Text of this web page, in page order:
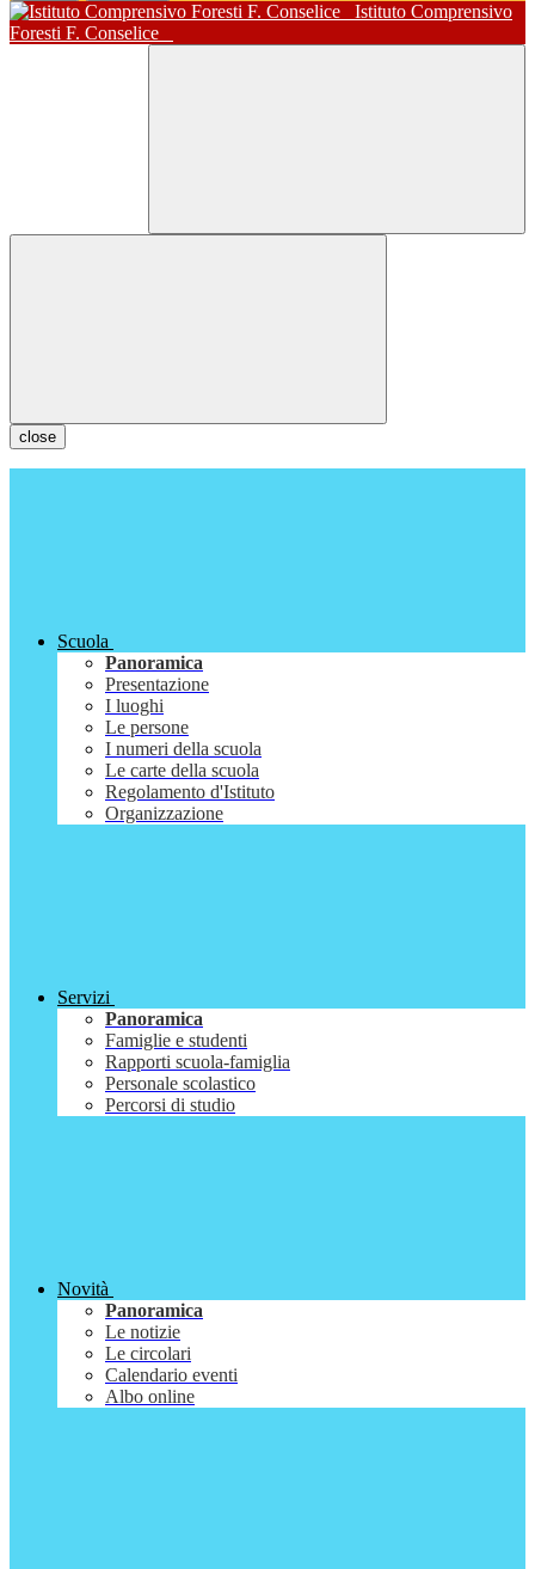
Istituto Comprensivo
Foresti F. Conselice
close
Scuola
Panoramica
Presentazione
I luoghi
Le persone
I numeri della scuola
Le carte della scuola
Regolamento d'Istituto
Organizzazione
Servizi
Panoramica
Famiglie e studenti
Rapporti scuola-famiglia
Personale scolastico
Percorsi di studio
Novità
Panoramica
Le notizie
Le circolari
Calendario eventi
Albo online